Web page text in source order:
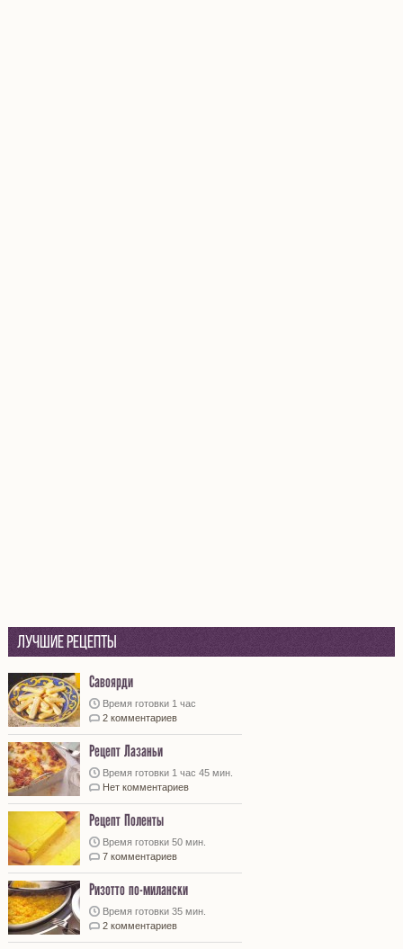
Лучшие рецепты
Савоярди
Время готовки 1 час
2 комментариев
Рецепт Лазаньи
Время готовки 1 час 45 мин.
Нет комментариев
Рецепт Поленты
Время готовки 50 мин.
7 комментариев
Ризотто по-милански
Время готовки 35 мин.
2 комментариев